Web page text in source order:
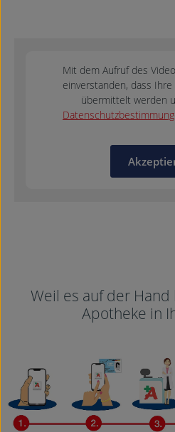
Mit dem Aufruf des
einverstanden, dass
übermittelt werden
Weil es auf der
Apotheke in